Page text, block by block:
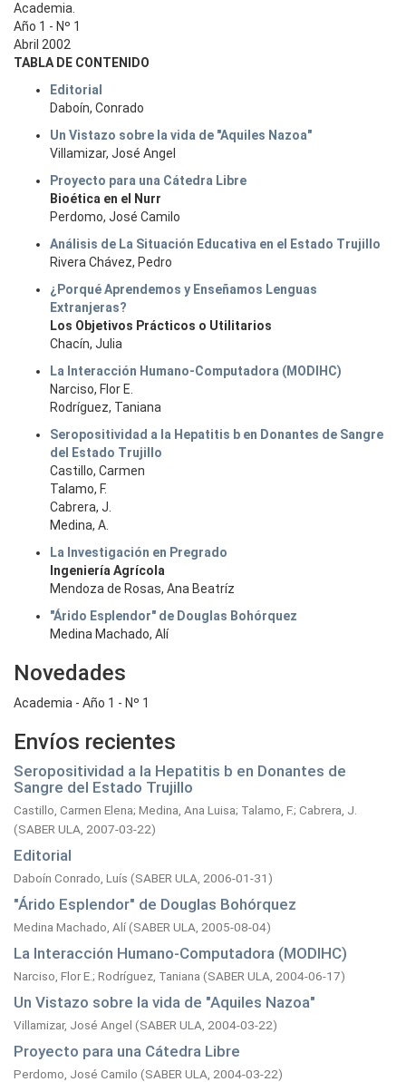
Academia.
Año 1 - Nº 1
Abril 2002
TABLA DE CONTENIDO
Editorial
Daboín, Conrado
Un Vistazo sobre la vida de "Aquiles Nazoa"
Villamizar, José Angel
Proyecto para una Cátedra Libre
Bioética en el Nurr
Perdomo, José Camilo
Análisis de La Situación Educativa en el Estado Trujillo
Rivera Chávez, Pedro
¿Porqué Aprendemos y Enseñamos Lenguas
Extranjeras?
Los Objetivos Prácticos o Utilitarios
Chacín, Julia
La Interacción Humano-Computadora (MODIHC)
Narciso, Flor E.
Rodríguez, Taniana
Seropositividad a la Hepatitis b en Donantes de Sangre
del Estado Trujillo
Castillo, Carmen
Talamo, F.
Cabrera, J.
Medina, A.
La Investigación en Pregrado
Ingeniería Agrícola
Mendoza de Rosas, Ana Beatríz
"Árido Esplendor" de Douglas Bohórquez
Medina Machado, Alí
Novedades
Academia - Año 1 - Nº 1
Envíos recientes
Seropositividad a la Hepatitis b en Donantes de
Sangre del Estado Trujillo
Castillo, Carmen Elena; Medina, Ana Luisa; Talamo, F.; Cabrera, J.
(SABER ULA, 2007-03-22)
Editorial
Daboín Conrado, Luís (SABER ULA, 2006-01-31)
"Árido Esplendor" de Douglas Bohórquez
Medina Machado, Alí(SABER ULA, 2005-08-04)
La Interacción Humano-Computadora (MODIHC)
Narciso, Flor E.; Rodríguez, Taniana (SABER ULA, 2004-06-17)
Un Vistazo sobre la vida de "Aquiles Nazoa"
Villamizar, José Angel (SABER ULA, 2004-03-22)
Proyecto para una Cátedra Libre
Perdomo, José Camilo (SABER ULA, 2004-03-22)